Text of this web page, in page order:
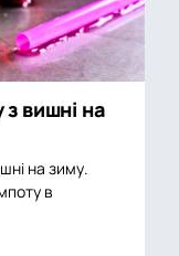
вишні на
на зиму.
в